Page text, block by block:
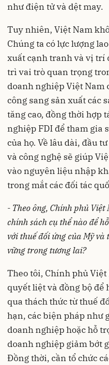
như điện tử và dệt may.
Tuy nhiên, Việt Nam
Chúng ta có lực lượng
xuất cạnh tranh và vị trí
trì vai trò quan trọng
doanh nghiệp Việt Nam
công sang sản xuất các
tăng cao, đồng thời hợp
nghiệp FDI để tham gia
của họ. Về lâu dài, đầu
và công nghệ sẽ giúp
vào nguyên liệu nhập
trong mắt các đối tác
- Theo ông, Chính phủ
chính sách cụ thể nào để
với thuế đối ứng của Mỹ
vững trong tương lai?
Theo tôi, Chính phủ
quyết liệt và đồng bộ
qua thách thức từ thuế
hạn, các biện pháp như
doanh nghiệp hoặc hỗ
doanh nghiệp giảm bớt
Đồng thời, cần tổ chức